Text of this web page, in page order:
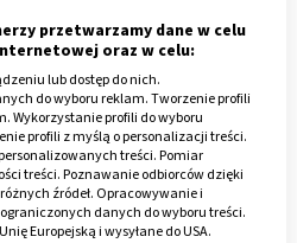
przetwarzamy dane w celu
oraz w celu:
lub dostęp do nich.
do wyboru reklam. Tworzenie profili
Wykorzystanie profili do wyboru
profili z myślą o personalizacji treści.
treści. Pomiar
treści. Poznawanie odbiorców dzięki
źródeł. Opracowywanie i
danych do wyboru treści.
Europejską i wysyłane do USA.